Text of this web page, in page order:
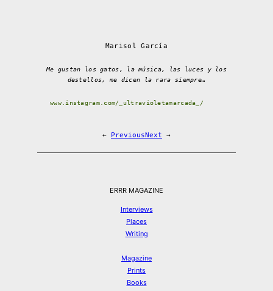
Marisol García
Me gustan los gatos, la música, las luces y los
destellos, me dicen la rara siempre…
www.instagram.com/_ultravioletamarcada_/
← PreviousNext →
ERRR MAGAZINE
Interviews
Places
Writing
Magazine
Prints
Books